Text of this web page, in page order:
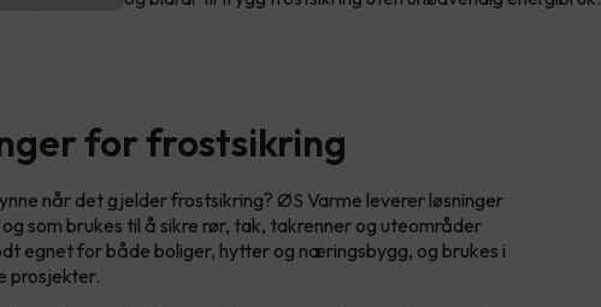
for frostsikring
når det gjelder frostsikring? ØS Varme leverer løsninger
som brukes til å sikre rør, tak, takrenner og uteområder
egnet for både boliger, hytter og næringsbygg, og brukes i
prosjekter.